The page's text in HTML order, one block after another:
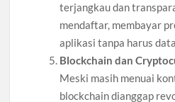
terjangkau dan
mendaftar, membayar
aplikasi tanpa harus
Blockchain dan
Meski masih menuai
blockchain dianggap